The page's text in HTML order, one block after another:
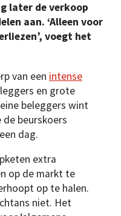
later de verkoop
aan. ‘Alleen voor
voegt het
van een intense
en grote
beleggers wint
beurskoers
dag.
extra
op de markt te
op te halen.
niet. Het